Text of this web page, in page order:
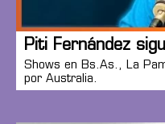
Piti Fernández
Shows en Bs.As., La
por Australia.